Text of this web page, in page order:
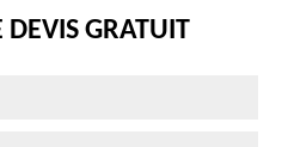
GRATUIT